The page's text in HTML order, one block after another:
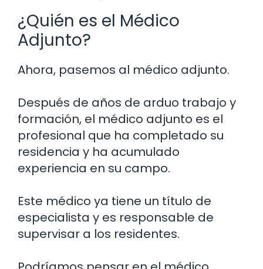
¿Quién es el Médico
Adjunto?
Ahora, pasemos al médico adjunto.
Después de años de arduo trabajo y
formación, el médico adjunto es el
profesional que ha completado su
residencia y ha acumulado
experiencia en su campo.
Este médico ya tiene un título de
especialista y es responsable de
supervisar a los residentes.